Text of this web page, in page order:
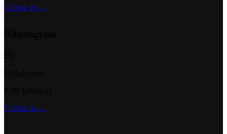
Follow us →
Follow us →